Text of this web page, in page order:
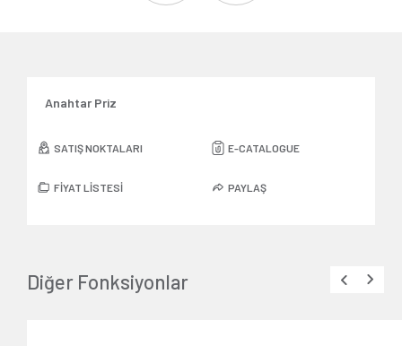
Anahtar Priz
SATIŞ NOKTALARI E-CATALOGUE
FİYAT LİSTESİ PAYLAŞ
Diğer Fonksiyonlar